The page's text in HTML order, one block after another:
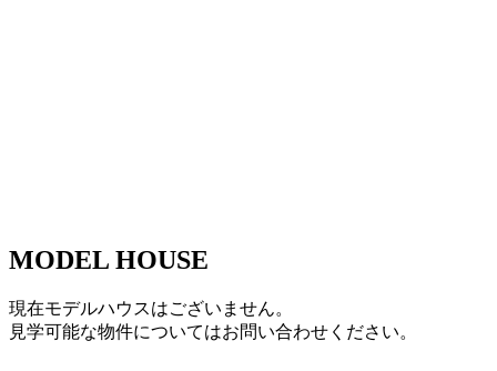
MODEL HOUSE
現在モデルハウスはございません。
見学可能な物件についてはお問い合わせください。